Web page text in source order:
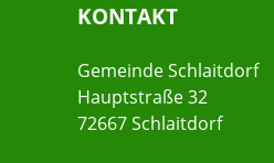
KONTAKT
Gemeinde Schlaitdorf
Hauptstraße 32
72667 Schlaitdorf